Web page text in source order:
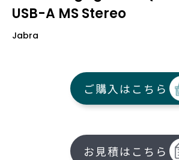
USB-A MS Stereo
Jabra
ご購入はこちら
お見積はこちら